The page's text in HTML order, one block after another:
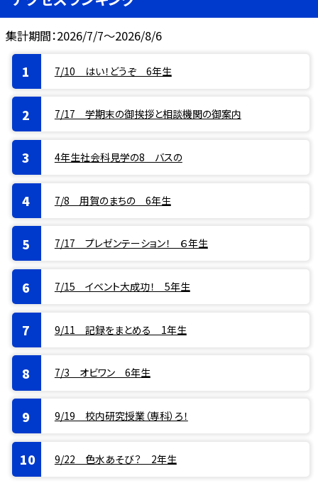
集計期間：2026/7/7～2026/8/6
7/10 はい！どうぞ 6年生
7/17 学期末の御挨拶と相談機関の御案内
4年生社会科見学の8 バスの
7/8 用賀のまちの 6年生
7/17 プレゼンテーション！ ６年生
7/15 イベント大成功！ 5年生
9/11 記録をまとめる 1年生
7/3 オビワン 6年生
9/19 校内研究授業（専科）ろ！
9/22 色水あそび？ 2年生